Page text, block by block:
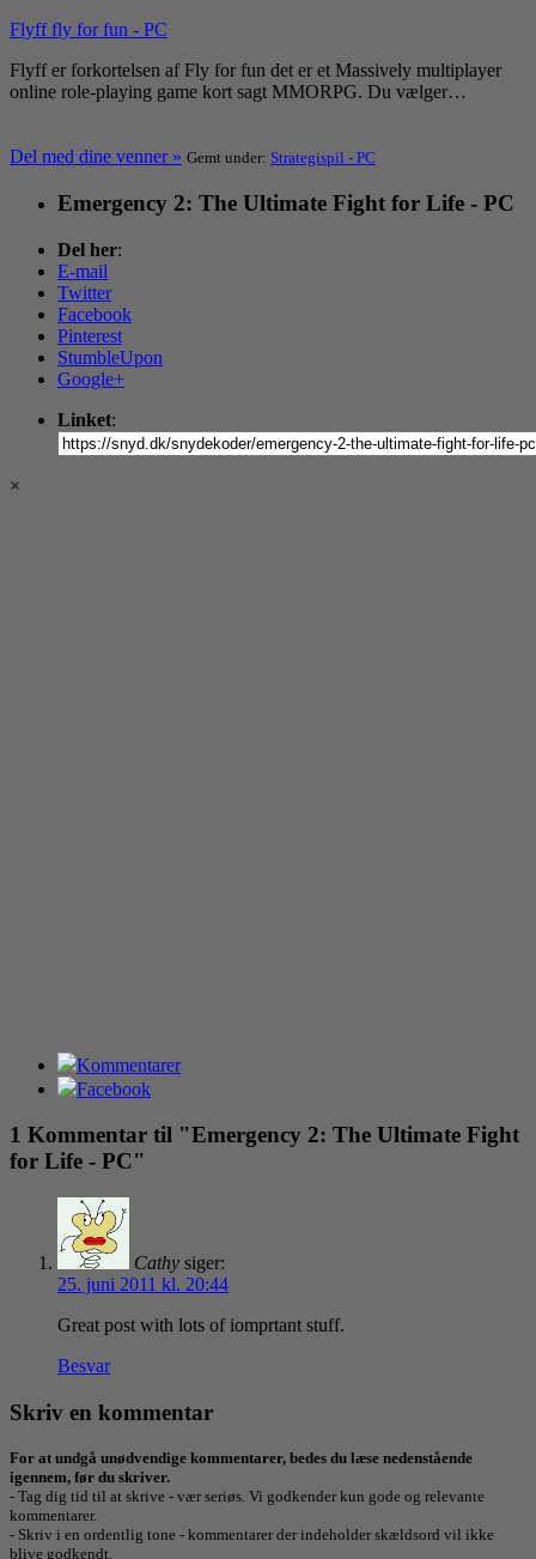
Flyff fly for fun - PC
Flyff er forkortelsen af Fly for fun det er et Massively multiplayer
online role-playing game kort sagt MMORPG. Du vælger…
Del med dine venner » Gemt under: Strategispil - PC
Emergency 2: The Ultimate Fight for Life - PC
Del her:
E-mail
Twitter
Facebook
Pinterest
StumbleUpon
Google+
Linket:
×
Kommentarer
Facebook
1 Kommentar til "Emergency 2: The Ultimate Fight
for Life - PC"
Cathy siger:
25. juni 2011 kl. 20:44
Great post with lots of iomprtant stuff.
Besvar
Skriv en kommentar
For at undgå unødvendige kommentarer, bedes du læse nedenstående
igennem, før du skriver.
- Tag dig tid til at skrive - vær seriøs. Vi godkender kun gode og relevante
kommentarer.
- Skriv i en ordentlig tone - kommentarer der indeholder skældsord vil ikke
blive godkendt.